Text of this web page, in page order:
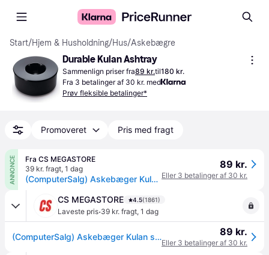
Start/Hjem & Husholdning/Hus/Askebægre
Durable Kulan Ashtray
Sammenlign priser fra89 kr.til180 kr.
Fra 3 betalinger af 30 kr. med
Prøv fleksible betalinger*
Promoveret Pris med fragt
ANNONCE
Fra CS MEGASTORE
39 kr. fragt, 1 dag
(ComputerSalg) Askebæger Kulan sort Ø130mm H60mm
89 kr.
Eller 3 betalinger af 30 kr.
CS MEGASTORE 4.5(1861)
Laveste pris·39 kr. fragt, 1 dag
(ComputerSalg) Askebæger Kulan sort Ø130mm H60mm 89 kr.
Eller 3 betalinger af 30 kr.